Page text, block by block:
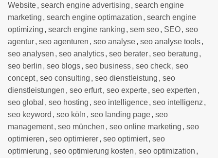
Website, search engine advertising , search engine
marketing , search engine optimazation , search engine
optimizing , search engine ranking , sem seo, SEO, seo
agentur, seo agenturen , seo analyse, seo analyse tools,
seo analysen , seo analytics, seo berater, seo beratung ,
seo berlin , seo blogs, seo business, seo check, seo
concept, seo consulting , seo dienstleistung , seo
dienstleistungen , seo erfurt, seo experte, seo experten ,
seo global , seo hosting , seo intelligence, seo intelligenz ,
seo keyword , seo köln , seo landing page, seo
management, seo münchen , seo online marketing , seo
optimieren , seo optimierer, seo optimiert, seo
optimierung , seo optimierung kosten , seo optimization ,